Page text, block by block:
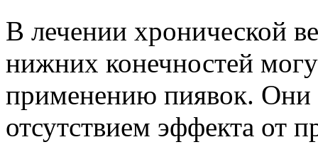
В лечении хронической
нижних конечностей
применению пиявок. Они
отсутствием эффекта от